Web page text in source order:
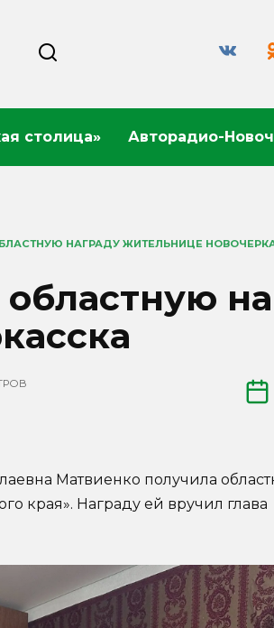
столица» Авторадио-
НАГРАДУ ЖИТЕЛЬНИЦЕ
Матвиенко получила
края». Награду ей вручил глава